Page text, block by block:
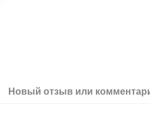
Новый отзыв или